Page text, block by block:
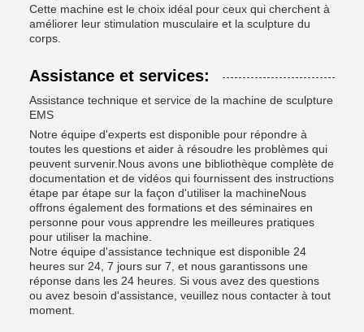
Cette machine est le choix idéal pour ceux qui cherchent à
améliorer leur stimulation musculaire et la sculpture du
corps.
Assistance et services:
Assistance technique et service de la machine de sculpture
EMS
Notre équipe d'experts est disponible pour répondre à
toutes les questions et aider à résoudre les problèmes qui
peuvent survenir.Nous avons une bibliothèque complète de
documentation et de vidéos qui fournissent des instructions
étape par étape sur la façon d'utiliser la machineNous
offrons également des formations et des séminaires en
personne pour vous apprendre les meilleures pratiques
pour utiliser la machine.
Notre équipe d'assistance technique est disponible 24
heures sur 24, 7 jours sur 7, et nous garantissons une
réponse dans les 24 heures. Si vous avez des questions
ou avez besoin d'assistance, veuillez nous contacter à tout
moment.